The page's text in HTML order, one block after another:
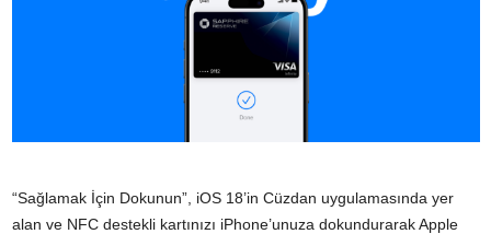
“Sağlamak İçin Dokunun”, iOS 18’in Cüzdan uygulamasında yer
alan ve NFC destekli kartınızı iPhone’unuza dokundurarak Apple